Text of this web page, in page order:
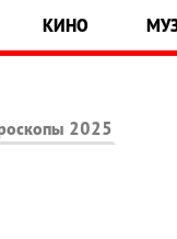
КИНО
2025